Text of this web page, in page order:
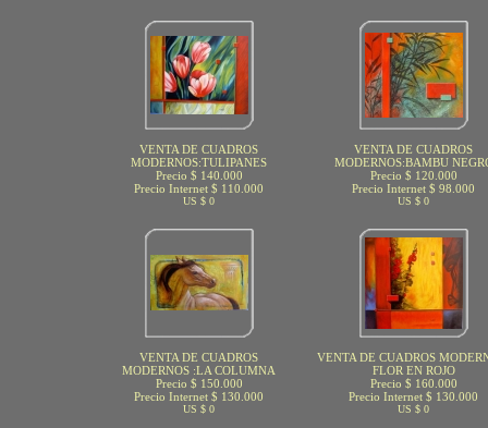
VENTA DE CUADROS
MODERNOS:TULIPANES
Precio $ 140.000
Precio Internet $ 110.000
US $ 0
VENTA DE CUADROS
MODERNOS:BAMBU
Precio $ 120.000
Precio Internet $ 98.000
US $ 0
VENTA DE CUADROS
MODERNOS :LA COLUMNA
Precio $ 150.000
Precio Internet $ 130.000
US $ 0
VENTA DE CUADROS
FLOR EN ROJO
Precio $ 160.000
Precio Internet $ 130.000
US $ 0